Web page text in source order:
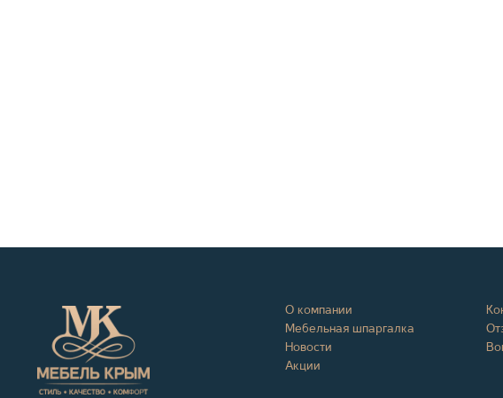
О компании
Мебельная шпаргалка
Новости
Акции